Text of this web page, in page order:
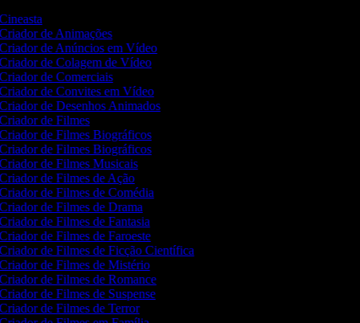
de Animações
de Anúncios em Vídeo
de Colagem de Vídeo
de Comerciais
de Convites em Vídeo
de Desenhos Animados
de Filmes
de Filmes Biográficos
de Filmes Biográficos
de Filmes Musicais
de Filmes de Ação
de Filmes de Comédia
de Filmes de Drama
de Filmes de Fantasia
de Filmes de Faroeste
de Filmes de Ficção Científica
de Filmes de Mistério
de Filmes de Romance
de Filmes de Suspense
de Filmes de Terror